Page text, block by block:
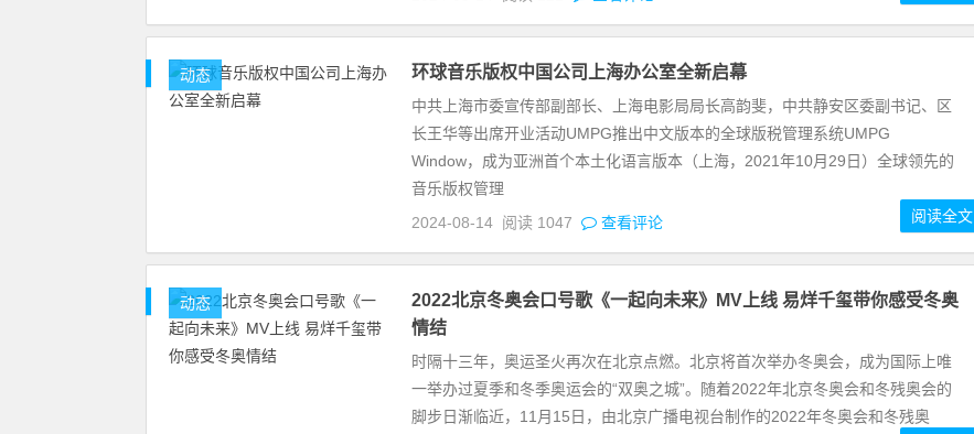
动态 环球音乐版权中国公司上海办公室全新启幕
中共上海市委宣传部副部长、上海电影局局长高韵斐，中共静安区委副书记、区
长王华等出席开业活动UMPG推出中文版本的全球版税管理系统UMPG
Window，成为亚洲首个本土化语言版本（上海，2021年10月29日）全球领先的
音乐版权管理
2024-08-14 阅读 1047 查看评论 阅读全文
动态
2022北京冬奥会口号歌《一起向未来》MV上线 易烊千玺带你感受冬奥
情结
时隔十三年，奥运圣火再次在北京点燃。北京将首次举办冬奥会，成为国际上唯
一举办过夏季和冬季奥运会的“双奥之城”。随着2022年北京冬奥会和冬残奥会的
脚步日渐临近，11月15日，由北京广播电视台制作的2022年冬奥会和冬残奥